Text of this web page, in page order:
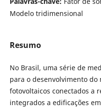
Modelo tridimensional
Resumo
No Brasil, uma série de
para o desenvolvimento do
fotovoltaicos conectados a
integrados a edificações